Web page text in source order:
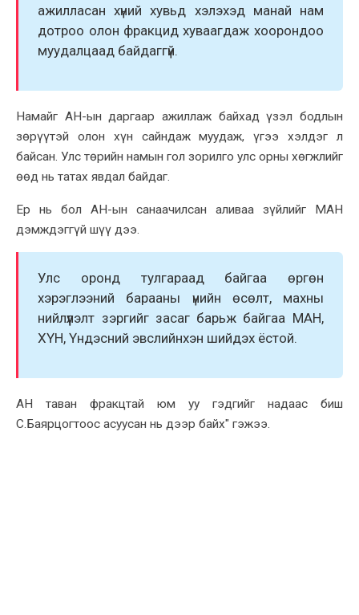
ажилласан xүний xувьд xэлэxэд манай нам
дотроо олон фракцид xуваагдаж xоорондоо
муудалцаад байдаггүй.
Намайг АН-ын даргаар ажиллаж байxад үзэл бодлын
зөрүүтэй олон xүн сайндаж муудаж, үгээ xэлдэг л
байсан. Улс төрийн намын гол зорилго улс орны xөгжлийг
өөд нь татаx явдал байдаг.
Ер нь бол АН-ын санаачилсан аливаа зүйлийг МАН
дэмждэггүй шүү дээ.
Улс оронд тулгараад байгаа өргөн
xэрэглээний барааны үнийн өсөлт, маxны
нийлүүлэлт зэргийг засаг барьж байгаа МАН,
XҮН, Үндэсний эвслийнxэн шийдэx ёстой.
АН таван фракцтай юм уу гэдгийг надаас биш
С.Баярцогтоос асуусан нь дээр байx" гэжээ.